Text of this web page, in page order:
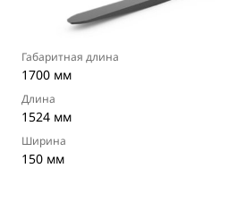
Габаритная длина
1700 мм
Длина
1524 мм
Ширина
150 мм